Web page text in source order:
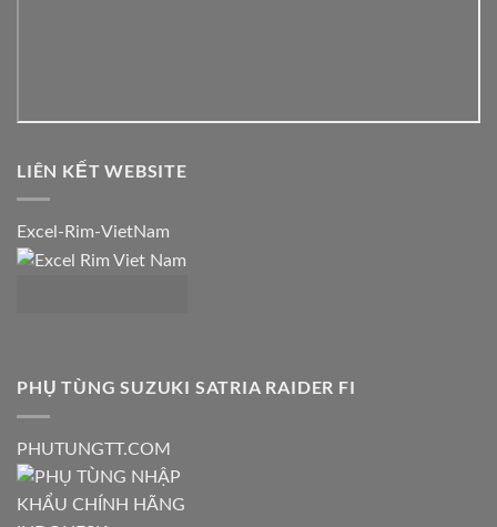
LIÊN KẾT WEBSITE
Excel-Rim-VietNam
PHỤ TÙNG SUZUKI SATRIA RAIDER FI
PHUTUNGTT.COM